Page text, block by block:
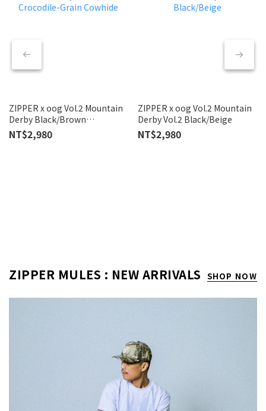
ZIPPER x oog Vol.2 Mountain
Derby Black/Brown
Crocodile-Grain Cowhide
NT$2,980
ZIPPER x oog Vol.2 Mountain
Derby Vol.2 Black/Beige
NT$2,980
ZIPPER MULES : NEW ARRIVALS SHOP NOW